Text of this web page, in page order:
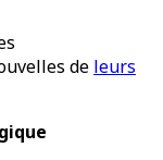
de leurs